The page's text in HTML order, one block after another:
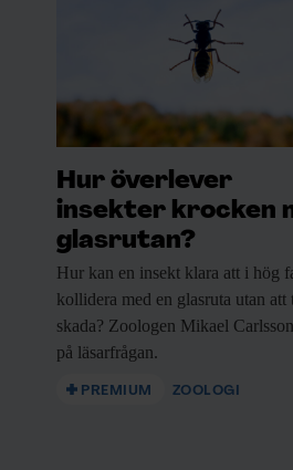
Hur överlever
insekter krocken
glasrutan?
Hur kan en insekt klara att i hög
kollidera med en glasruta utan att
skada? Zoologen Mikael
på läsarfrågan.
PREMIUM ZOOLOGI